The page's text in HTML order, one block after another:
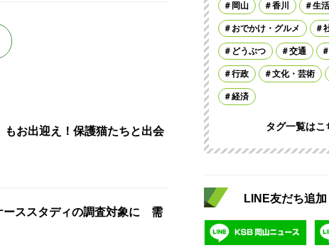
もお出迎え！保護猫たちと出会
ーススタディの調査対象に 需
岡山 香川 生
おでかけ・グルメ
どうぶつ 交通
行政 文化・芸術
経済
タグ一覧はこ
LINE友だち追加